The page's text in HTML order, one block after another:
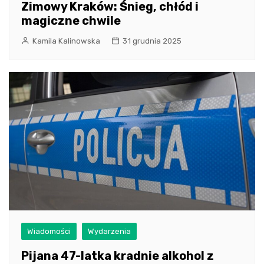
Zimowy Kraków: Śnieg, chłód i
magiczne chwile
Kamila Kalinowska 31 grudnia 2025
Wiadomości Wydarzenia
Pijana 47-latka kradnie alkohol z